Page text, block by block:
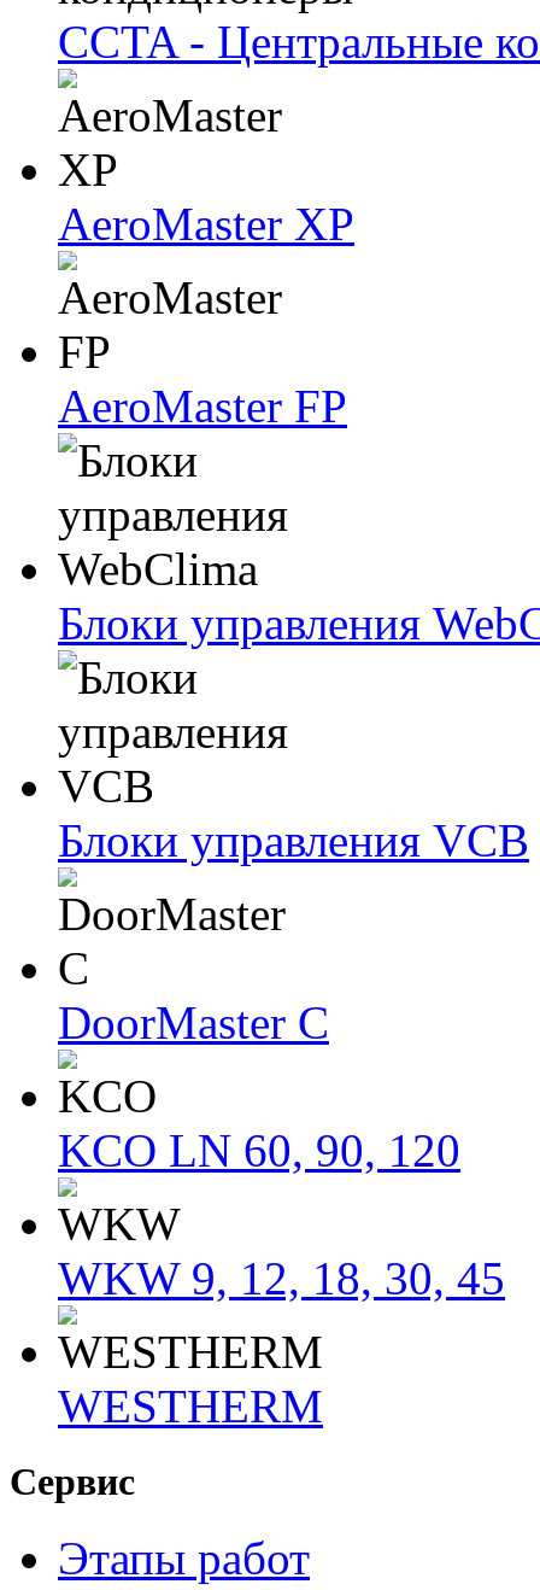
CCTA - Центральные
AeroMaster XP
AeroMaster FP
Блоки упрaвлeния
Блоки упрaвлeния VCB
DoorMaster C
KCO LN 60, 90, 120
WKW 9, 12, 18, 30, 45
WESTHERM
Сервис
Этапы работ